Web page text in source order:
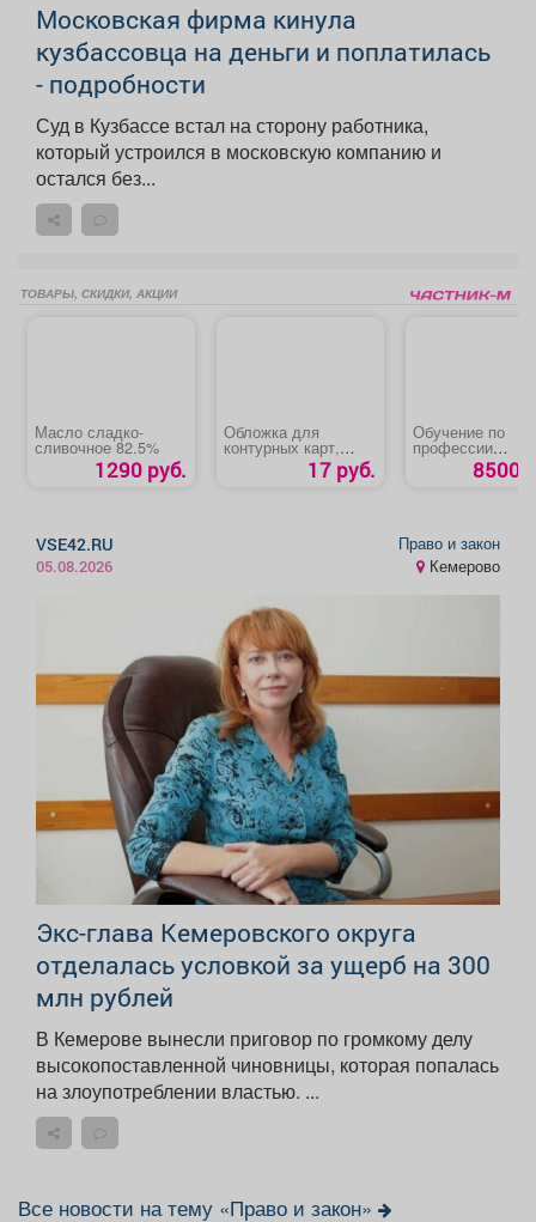
Московская фирма кинула
кузбассовца на деньги и поплатилась
- подробности
Суд в Кузбассе встал на сторону работника,
который устроился в московскую компанию и
остался без...
ТОВАРЫ, СКИДКИ, АКЦИИ
Масло сладко-
сливочное 82.5%
1290 руб.
Обложка для
контурных карт,
атласов и учебников
17 руб.
Обучение по
профессии
обслуживанию и
8500
VSE42.RU
05.08.2026
Право и закон
Кемерово
Экс-глава Кемеровского округа
отделалась условкой за ущерб на 300
млн рублей
В Кемерове вынесли приговор по громкому делу
высокопоставленной чиновницы, которая попалась
на злоупотреблении властью. ...
Все новости на тему «Право и закон»